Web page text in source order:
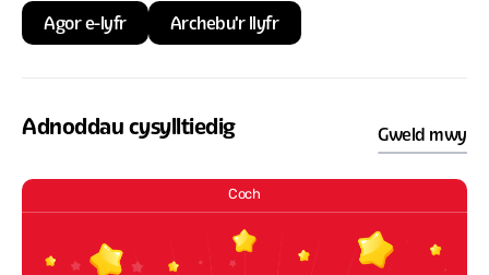
Agor e-lyfr Archebu'r llyfr
Adnoddau cysylltiedig Gweld mwy
Coch